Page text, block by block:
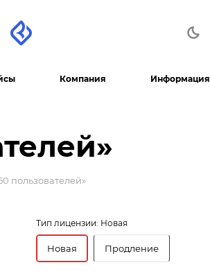
Компания Информация
пользователей»
Тип лицензии: Новая
Новая Продление